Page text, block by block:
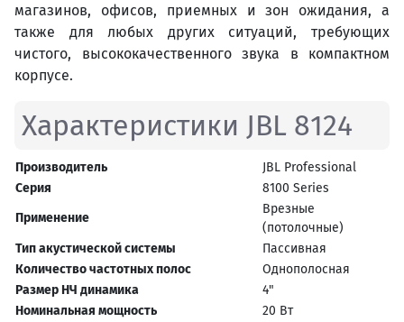
магазинов, офисов, приемных и зон ожидания, а
также для любых других ситуаций, требующих
чистого, высококачественного звука в компактном
корпусе.
Характеристики JBL 8124
Производитель
JBL Professional
Серия
8100 Series
Применение
Врезные
(потолочные)
Тип акустической системы
Пассивная
Количество частотных полос
Однополосная
Размер НЧ динамика
4"
Номинальная мощность
20 Вт